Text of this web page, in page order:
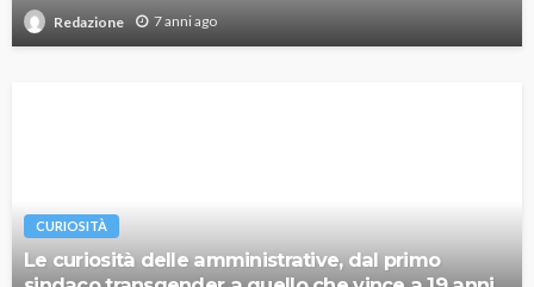
Redazione 7 anni ago
CURIOSITÀ
Le curiosità delle amministrative, dal primo